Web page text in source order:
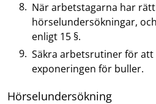
När arbetstagarna har
hörselundersökningar,
enligt 15 §.
Säkra arbetsrutiner för
exponeringen för buller.
Hörselundersökning